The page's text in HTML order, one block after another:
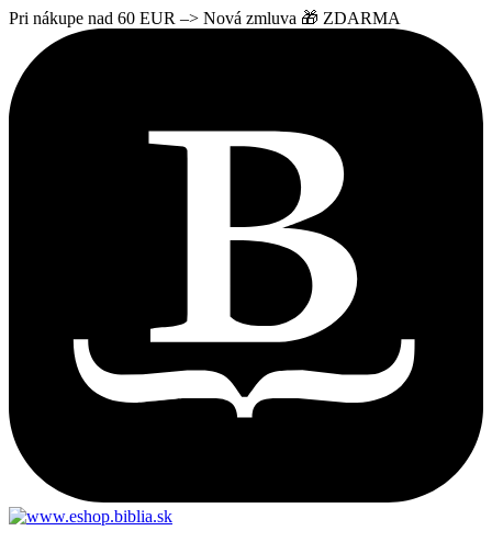
Pri nákupe nad 60 EUR –> Nová zmluva 🎁 ZDARMA